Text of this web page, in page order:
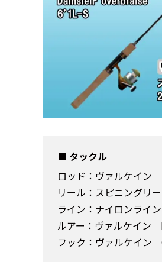
タックル
ロッド：ヴァルケイン
リール：スピニングリ
ライン：ナイロンライ
ルアー：ヴァルケイン
フック：ヴァルケイン